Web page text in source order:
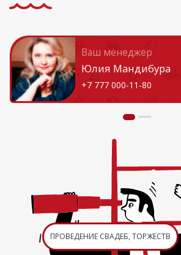
Ваш менеджер
Юлия Мандибура
+7 777 000-11-80
ПРОВЕДЕНИЕ СВАДЕБ, ТОРЖЕСТВ